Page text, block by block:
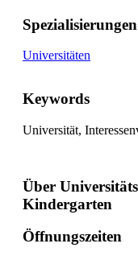
Spezialisierungen
Universitäten
Keywords
Universität,
Über
Kindergarten
Öffnungszeiten